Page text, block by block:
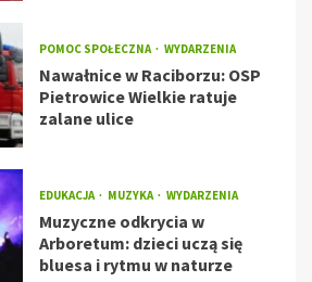
POMOC SPOŁECZNA WYDARZENIA
Nawałnice w Raciborzu: OSP
Pietrowice Wielkie ratuje
zalane ulice
EDUKACJA MUZYKA WYDARZENIA
Muzyczne odkrycia w
Arboretum: dzieci uczą się
bluesa i rytmu w naturze